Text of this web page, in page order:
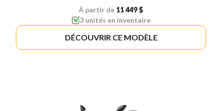
À partir de 11 449 $
3 unités en inventaire
DÉCOUVRIR CE MODÈLE